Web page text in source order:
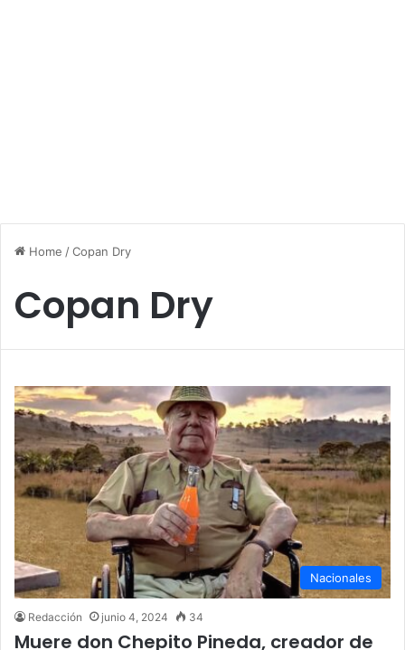
Home /Copan Dry
Copan Dry
Nacionales
Redacción junio 4, 2024 34
Muere don Chepito Pineda, creador de